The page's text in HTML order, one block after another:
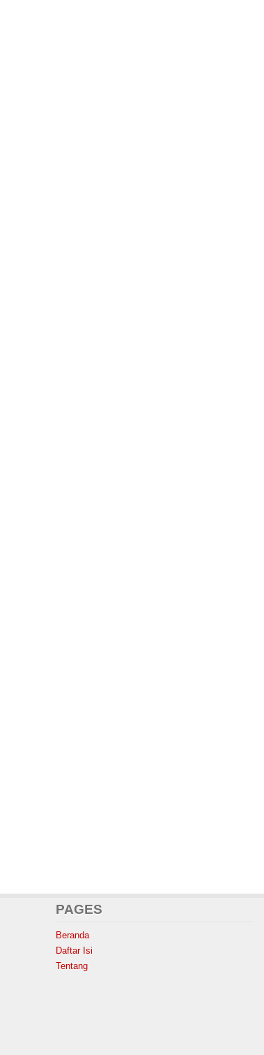
PAGES
Beranda
Daftar Isi
Tentang